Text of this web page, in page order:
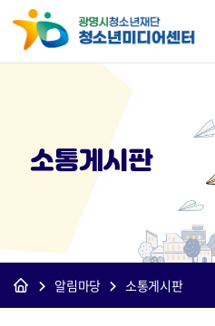
소통게시판
알림마당 소통게시판